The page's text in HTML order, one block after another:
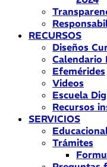
RECURSOS
Diseños
Calendario
Efemérides
Videos
Escuela
Recursos
SERVICIOS
Trámites